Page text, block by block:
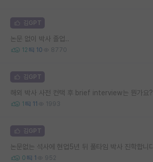
김GPT
논문 없이 박사 졸업..
12 10 8770
김GPT
해외 박사 사전 컨택 후 brief interview는 뭔가요?
1 11 1993
김GPT
논문없는 석사에 현업5년 뒤 풀타임 박사 진학합니다
0 1 952